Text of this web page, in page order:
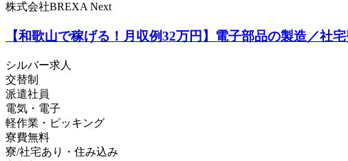
株式会社BREXA Next
【和歌山で稼げる！月収例32万円】電子部品の製造／
シルバー求人
交替制
派遣社員
電気・電子
軽作業・ピッキング
寮費無料
寮/社宅あり・住み込み